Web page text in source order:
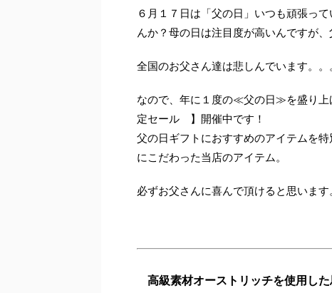
６月１７日は「父の日」いつも頑張っ
んか？母の日は注目度が高いんですが、
全国のお父さん達は悲しんでいます。。
なので、年に１度の≪父の日≫を盛り
定セール 】開催中です！
父の日ギフトにおすすめのアイテムを
にこだわった当店のアイテム。
必ずお父さんに喜んで頂けると思いま
高級素材オーストリッチを使用し